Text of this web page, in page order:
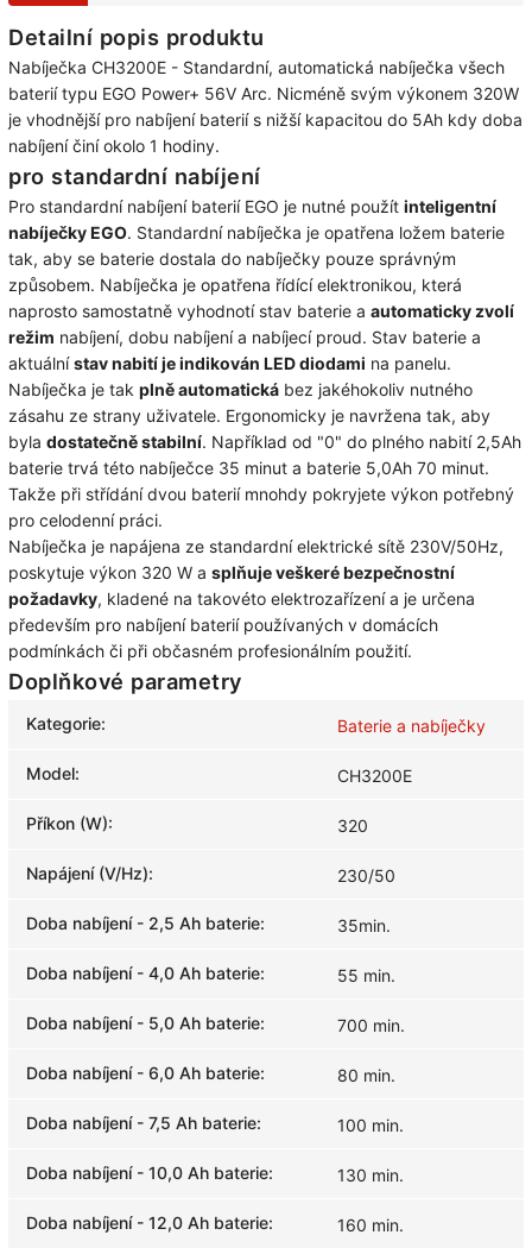
Detailní popis produktu
Nabíječka CH3200E - Standardní, automatická nabíječka všech
baterií typu EGO Power+ 56V Arc. Nicméně svým výkonem 320W
je vhodnější pro nabíjení baterií s nižší kapacitou do 5Ah kdy doba
nabíjení činí okolo 1 hodiny.
pro standardní nabíjení
Pro standardní nabíjení baterií EGO je nutné použít inteligentní
nabíječky EGO. Standardní nabíječka je opatřena ložem baterie
tak, aby se baterie dostala do nabíječky pouze správným
způsobem. Nabíječka je opatřena řídící elektronikou, která
naprosto samostatně vyhodnotí stav baterie a automaticky zvolí
režim nabíjení, dobu nabíjení a nabíjecí proud. Stav baterie a
aktuálnístav nabití je indikován LED diodami na panelu.
Nabíječka je tak plně automatická bez jakéhokoliv nutného
zásahu ze strany uživatele. Ergonomicky je navržena tak, aby
byla dostatečně stabilní. Například od "0" do plného nabití 2,5Ah
baterie trvá této nabíječce 35 minut a baterie 5,0Ah 70 minut.
Takže při střídání dvou baterií mnohdy pokryjete výkon potřebný
pro celodenní práci.
Nabíječka je napájena ze standardní elektrické sítě 230V/50Hz,
poskytuje výkon 320 W a splňuje veškeré bezpečnostní
požadavky, kladené na takovéto elektrozařízení a je určena
především pro nabíjení baterií používaných v domácích
podmínkách či při občasném profesionálním použití.
Doplňkové parametry
Kategorie: Baterie a nabíječky
Model: CH3200E
Příkon (W): 320
Napájení (V/Hz): 230/50
Doba nabíjení - 2,5 Ah baterie: 35min.
Doba nabíjení - 4,0 Ah baterie: 55 min.
Doba nabíjení - 5,0 Ah baterie: 700 min.
Doba nabíjení - 6,0 Ah baterie: 80 min.
Doba nabíjení - 7,5 Ah baterie: 100 min.
Doba nabíjení - 10,0 Ah baterie: 130 min.
Doba nabíjení - 12,0 Ah baterie: 160 min.